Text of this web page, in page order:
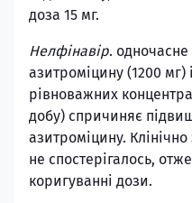
доза 15 мг.
Нелфінавір. одночасне
азитроміцину (1200 мг)
рівноважних
добу) спричиняє
азитроміцину.
не спостерігалось,
коригуванні дози.